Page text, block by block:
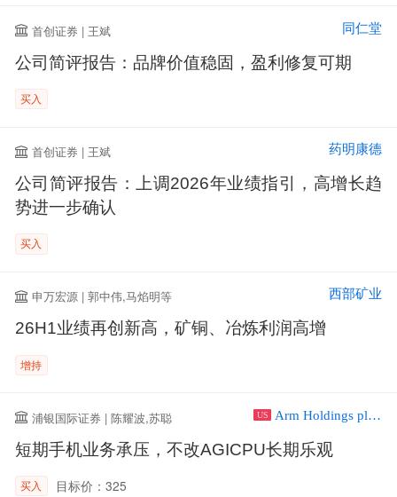
首创证券 | 王斌 同仁堂
公司简评报告：品牌价值稳固，盈利修复可期
买入
首创证券 | 王斌 药明康德
公司简评报告：上调2026年业绩指引，高增长趋
势进一步确认
买入
申万宏源 | 郭中伟,马焰明等 西部矿业
26H1业绩再创新高，矿铜、冶炼利润高增
增持
浦银国际证券 | 陈耀波,苏聪 US Arm Holdings plc ADR
短期手机业务承压，不改AGICPU长期乐观
买入 目标价：325